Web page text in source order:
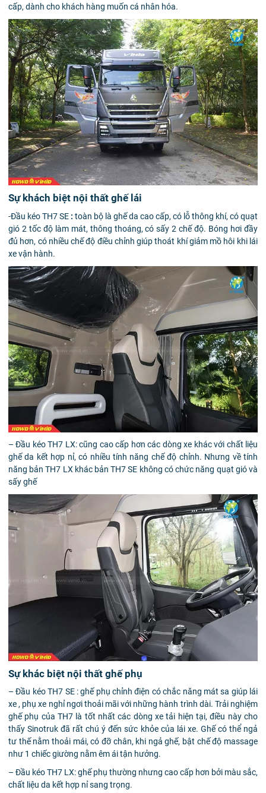
cấp, dành cho khách hàng muốn cá nhân hóa.
Sự khách biệt nội thất ghế lái
-Đầu kéo TH7 SE : toàn bộ là ghế da cao cấp, có lỗ thông khí, có quạt
gió 2 tốc độ làm mát, thông thoáng, có sấy 2 chế độ. Bóng hơi đầy
đủ hơn, có nhiều chế độ điều chỉnh giúp thoát khí giảm mồ hôi khi lái
xe vận hành.
– Đầu kéo TH7 LX: cũng cao cấp hơn các dòng xe khác với chất liệu
ghế da kết hợp nỉ, có nhiều tính năng chế độ chỉnh. Nhưng về tính
năng bản TH7 LX khác bản TH7 SE không có chức năng quạt gió và
sấy ghế
Sự khác biệt nội thất ghế phụ
– Đầu kéo TH7 SE : ghế phụ chỉnh điện có chắc năng mát sa giúp lái
xe , phụ xe nghỉ ngơi thoải mãi với những hành trình dài. Trải nghiệm
ghế phụ của TH7 là tốt nhất các dòng xe tải hiện tại, điều này cho
thấy Sinotruk đã rất chú ý đến sức khỏe của lái xe. Ghế có thể ngả
tư thế nằm thoải mái, có đỡ chân, khi ngả ghế, bật chế độ massage
như 1 chiếc giường nằm êm ái tận hưởng.
– Đầu kéo TH7 LX: ghế phụ thường nhưng cao cấp hơn bởi màu sắc,
chất liệu da kết hợp nỉ sang trọng.